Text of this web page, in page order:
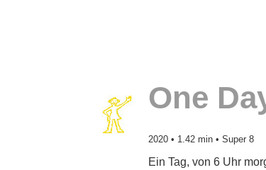
One
2020 • 1.42 min • Super 8
Ein Tag, von 6 Uhr